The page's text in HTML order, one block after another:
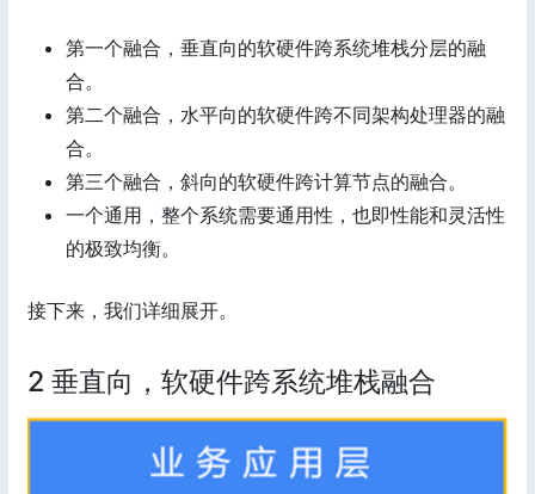
第一个融合，垂直向的软硬件跨系统堆栈分层的融
合。
第二个融合，水平向的软硬件跨不同架构处理器的融
合。
第三个融合，斜向的软硬件跨计算节点的融合。
一个通用，整个系统需要通用性，也即性能和灵活性
的极致均衡。
接下来，我们详细展开。
2 垂直向，软硬件跨系统堆栈融合